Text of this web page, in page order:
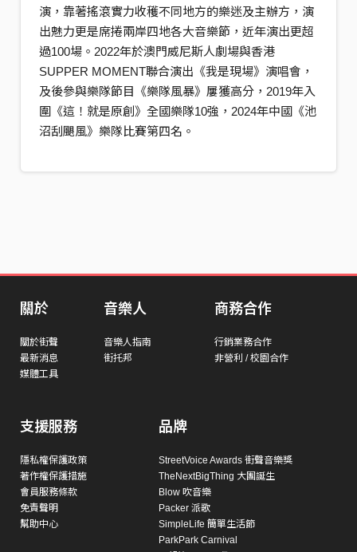
演，靠著搖滾實力收穫不同地方的樂迷及主辦方，演
出魅力更是席捲兩岸四地各大音樂節，近年演出更超
過100場。2022年於澳門威尼斯人劇場與香港
SUPPER MOMENT聯合演出《我是現場》演唱會，
及後參與樂隊節目《樂隊風暴》屢獲高分，2019年入
圍《這！就是原創》全國樂隊10強，2024年中國《池
沼刮颶風》樂隊比賽第四名。
關於
關於街聲
最新消息
媒體工具
音樂人
音樂人指南
街托邦
商務合作
行銷業務合作
非營利 / 校園合作
支援服務
隱私權保護政策
著作權保護措施
會員服務條款
免責聲明
幫助中心
品牌
StreetVoice Awards 街聲音樂獎
TheNextBigThing 大團誕生
Blow 吹音樂
Packer 派歌
SimpleLife 簡單生活節
ParkPark Carnival